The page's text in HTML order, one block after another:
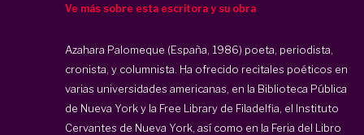
Ve más sobre esta escritora y su obra
Azahara Palomeque (España, 1986) poeta, periodista,
cronista, y columnista. Ha ofrecido recitales poéticos en
varias universidades americanas, en la Biblioteca Pública
de Nueva York y la Free Library de Filadelfia, el Instituto
Cervantes de Nueva York, así como en la Feria del Libro